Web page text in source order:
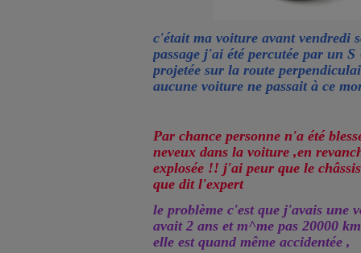
c'était ma voiture avant vendredi
passage j'ai été percutée par un
projetée sur la route
aucune voiture ne passait à ce
Par chance personne n'a été
neveux dans la voiture ,en
explosée !! j'ai peur que le
que dit l'expert
le problème c'est que j'avais une
avait 2 ans et m^me pas 20000
elle est quand même accidentée ,